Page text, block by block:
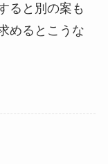
ると別の案も
めるとこうな